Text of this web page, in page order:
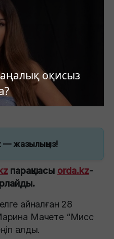
оқисыз
— жазылыңыз!
парақшасы orda.kz-
айналған 28
Мачете “Мисс
алды.